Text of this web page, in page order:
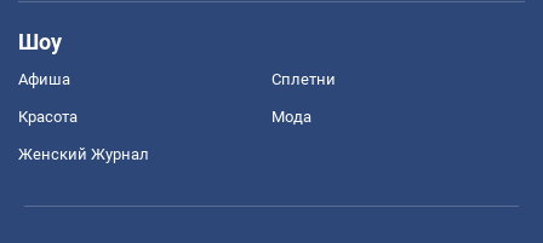
Шоу
Афиша Сплетни
Красота Мода
Женский Журнал